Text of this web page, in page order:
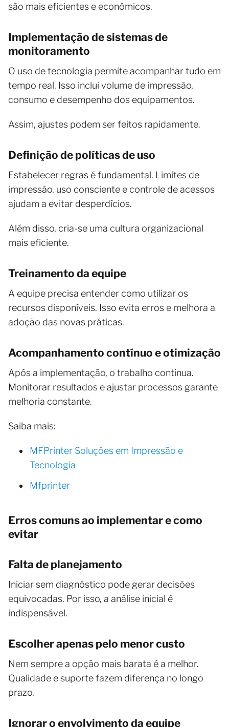
são mais eficientes e econômicos.
Implementação de sistemas de
monitoramento
O uso de tecnologia permite acompanhar tudo em
tempo real. Isso inclui volume de impressão,
consumo e desempenho dos equipamentos.
Assim, ajustes podem ser feitos rapidamente.
Definição de políticas de uso
Estabelecer regras é fundamental. Limites de
impressão, uso consciente e controle de acessos
ajudam a evitar desperdícios.
Além disso, cria-se uma cultura organizacional
mais eficiente.
Treinamento da equipe
A equipe precisa entender como utilizar os
recursos disponíveis. Isso evita erros e melhora a
adoção das novas práticas.
Acompanhamento contínuo e otimização
Após a implementação, o trabalho continua.
Monitorar resultados e ajustar processos garante
melhoria constante.
Saiba mais:
MFPrinter Soluções em Impressão e
Tecnologia
Mfprinter
Erros comuns ao implementar e como
evitar
Falta de planejamento
Iniciar sem diagnóstico pode gerar decisões
equivocadas. Por isso, a análise inicial é
indispensável.
Escolher apenas pelo menor custo
Nem sempre a opção mais barata é a melhor.
Qualidade e suporte fazem diferença no longo
prazo.
Ignorar o envolvimento da equipe